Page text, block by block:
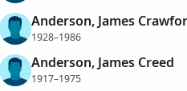
Anderson, James
1928–1986
Anderson, James Creed
1917–1975